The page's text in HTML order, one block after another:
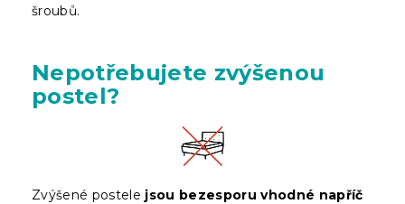
šroubů.
Nepotřebujete zvýšenou
postel?
Zvýšené postele jsou bezesporu vhodné napříč